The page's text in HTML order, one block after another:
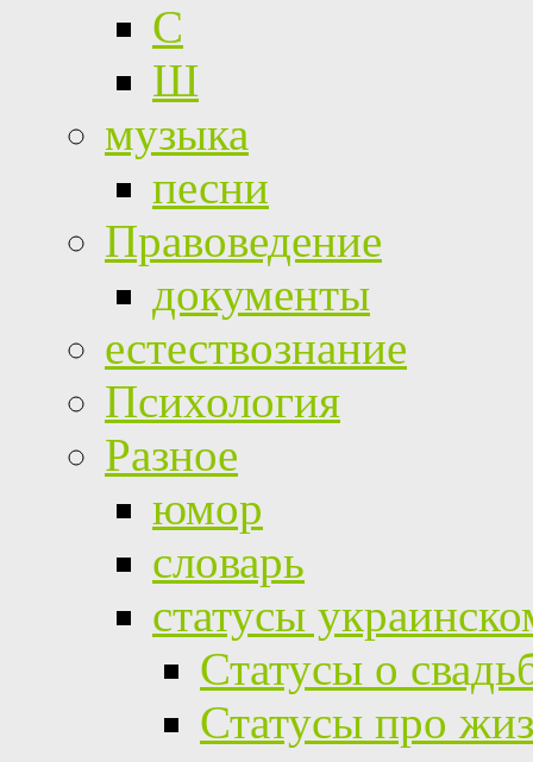
С
Ш
музыка
песни
Правоведение
документы
естествознание
Психология
Разное
юмор
словарь
статусы
Статусы о
Статусы про